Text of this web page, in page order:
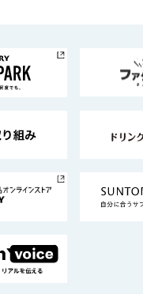
ンバーズ大阪
ィTOP
考えるサステナビリテ